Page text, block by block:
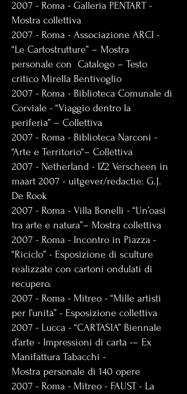
2007 - Roma - Galleria PENTART -
Mostra collettiva
2007 - Roma - Associazione ARCI -
“Le Cartostrutture” – Mostra
personale con Catalogo – Testo
critico Mirella Bentivoglio
2007 - Roma - Biblioteca Comunale di
Corviale - “Viaggio dentro la
periferia” – Collettiva
2007 - Roma - Biblioteca Narconi -
“Arte e Territorio“– Collettiva
2007 - Netherland - IZ2 Verscheen in
maart 2007 - uitgever/redactie: G.J.
De Rook
2007 - Roma - Villa Bonelli - “Un’oasi
tra arte e natura”– Mostra collettiva
2007 - Roma - Incontro in Piazza -
“Riciclo” - Esposizione di sculture
realizzate con cartoni ondulati di
recupero.
2007 - Roma - Mitreo - “Mille artisti
per l’unità” - Esposizione collettiva
2007 - Lucca - “CARTASIA” Biennale
d’arte - Impressioni di carta -– Ex
Manifattura Tabacchi -
Mostra personale di 140 opere
2007 - Roma - Mitreo - FAUST - La